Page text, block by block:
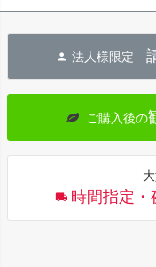
法人様限定
ご購入後の
時間指定・